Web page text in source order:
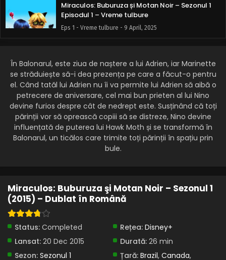
Miraculos: Buburuza și Motan Noir – Sezonul 1
Episodul 1 – Vreme tulbure
Eps 1 - Vreme tulbure - 9 April, 2025
În Balonarul, este ziua de naștere a lui Adrien, iar Marinette
se străduiește să-i dea prezența pe care a făcut-o pentru
el. Când tatăl lui Adrien nu îi va permite lui Adrien să aibă o
petrecere de aniversare, cel mai bun prieten al lui Nino
devine furios despre cât de nedrept este. Susținând că toți
părinții vor să oprească copiii să se distreze, Nino devine
influențată de puterea lui Hawk Moth și se transformă în
Balonarul, un ticălos care trimite toți părinții în spațiu prin
bule.
Miraculos: Buburuza şi Motan Noir – Sezonul 1
(2015) – Dublat în Română
Status: Completed Rețea: Disney+
Lansat: 20 Dec 2015 Durată: 26 min
Sezon: Sezonul 1 Țară: Brazil, Canada,